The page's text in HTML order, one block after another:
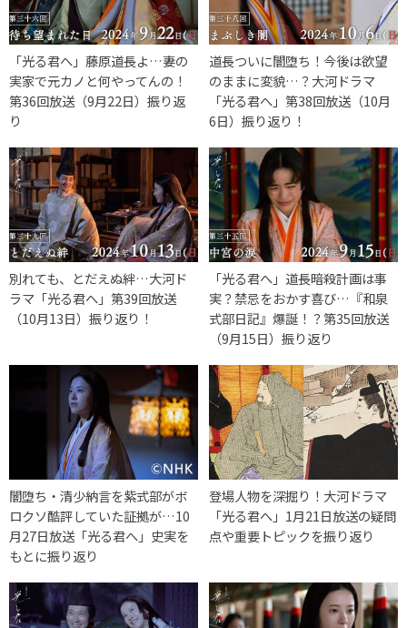
「光る君へ」藤原道長よ…妻の
実家で元カノと何やってんの！
第36回放送（9月22日）振り返
り
道長ついに闇堕ち！今後は欲望
のままに変貌…？大河ドラマ
「光る君へ」第38回放送（10月
6日）振り返り！
別れても、とだえぬ絆…大河ド
ラマ「光る君へ」第39回放送
（10月13日）振り返り！
「光る君へ」道長暗殺計画は事
実？禁忌をおかす喜び…『和泉
式部日記』爆誕！？第35回放送
（9月15日）振り返り
闇堕ち・清少納言を紫式部がボ
ロクソ酷評していた証拠が…10
月27日放送「光る君へ」史実を
もとに振り返り
登場人物を深掘り！大河ドラマ
「光る君へ」1月21日放送の疑問
点や重要トピックを振り返り